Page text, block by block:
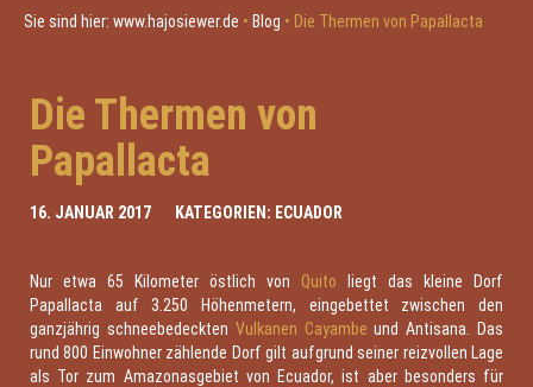
Sie sind hier: www.hajosiewer.de • Blog • Die Thermen von Papallacta
Die Thermen von
Papallacta
16. JANUAR 2017 KATEGORIEN: ECUADOR
Nur etwa 65 Kilometer östlich von Quito liegt das kleine Dorf
Papallacta auf 3.250 Höhenmetern, eingebettet zwischen den
ganzjährig schneebedeckten Vulkanen Cayambe und Antisana. Das
rund 800 Einwohner zählende Dorf gilt aufgrund seiner reizvollen Lage
als Tor zum Amazonasgebiet von Ecuador, ist aber besonders für